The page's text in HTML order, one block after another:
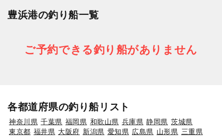
豊浜港の釣り船一覧
ご予約できる釣り船がありません
各都道府県の釣り船リスト
神奈川県 千葉県 福岡県 和歌山県 兵庫県 静岡県 茨城県
東京都 福井県 大阪府 新潟県 愛知県 広島県 山形県 三重県